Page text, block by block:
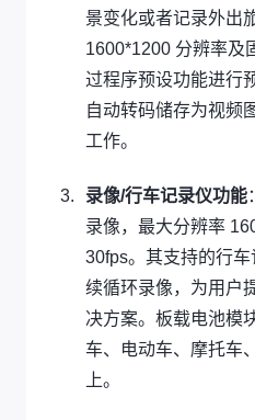
景变化或者记录外出
1600*1200 分辨率及
过程序预设功能进行
自动转码储存为视频
工作。
录像/行车记录仪功能
录像，最大分辨率
30fps。其支持的行
续循环录像，为用户
决方案。板载电池模
车、电动车、摩托车
上。